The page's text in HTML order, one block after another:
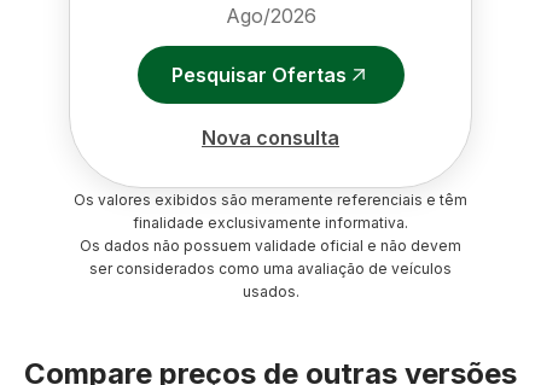
Ago/2026
Pesquisar Ofertas
Nova consulta
Os valores exibidos são meramente referenciais e têm
finalidade exclusivamente informativa.
Os dados não possuem validade oficial e não devem
ser considerados como uma avaliação de veículos
usados.
Compare preços de outras versões